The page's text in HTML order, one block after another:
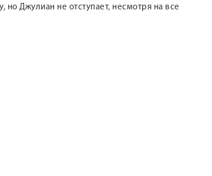
но Джулиан не отступает, несмотря на все